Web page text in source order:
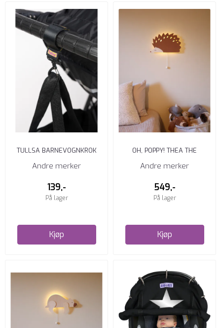
TULLSA BARNEVOGNKROK
Andre merker
139,-
På lager
Kjøp
OH, POPPY! THEA THE
HEDGEHOG WALL LAMP
Andre merker
549,-
På lager
Kjøp